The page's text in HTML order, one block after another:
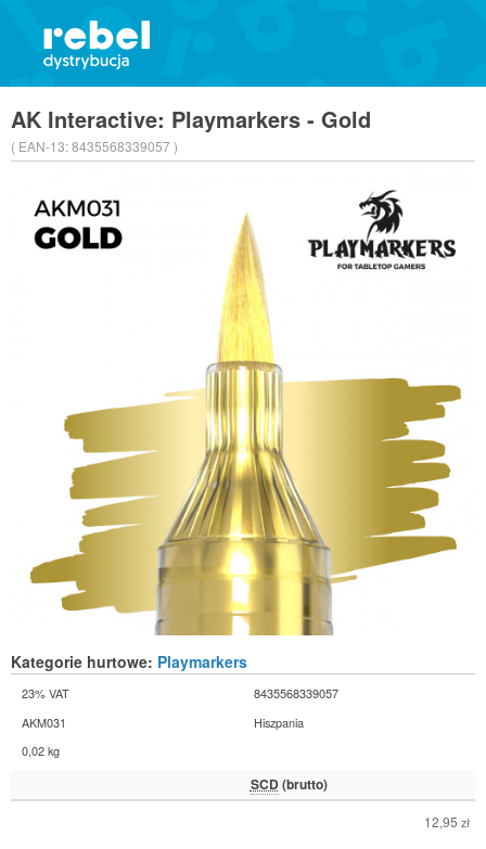
AK Interactive: Playmarkers - Gold
( EAN-13:8435568339057 )
Kategorie hurtowe: Playmarkers
23% VAT
8435568339057
AKM031
Hiszpania
0,02 kg
SCD (brutto)
12,95 zł